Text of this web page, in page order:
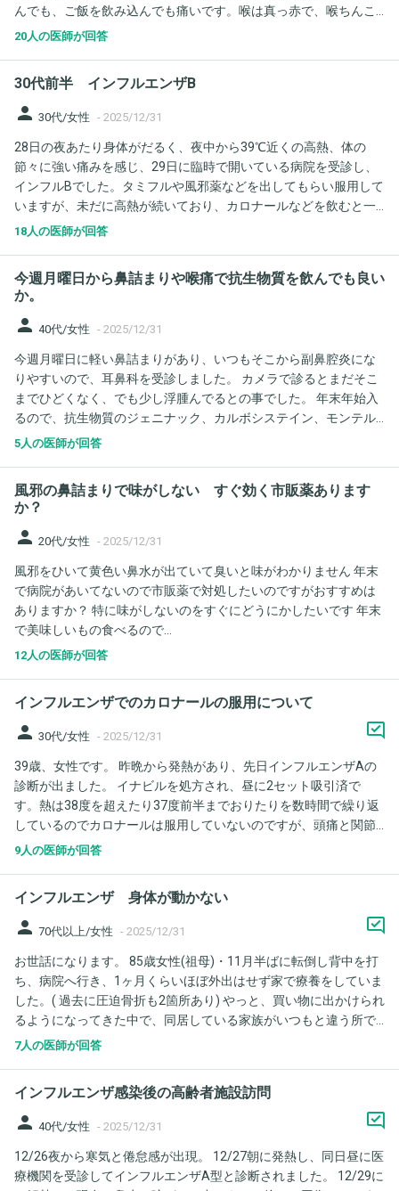
んでも、ご飯を飲み込んでも痛いです。喉は真っ赤で、喉ちんこ
が腫れてるような感じがします。 年末は、どこも病院はやってい
は出るのでしょうか？
20人の医師が回答
30代前半 インフルエンザB
person 30代/女性 - 2025/12/31
28日の夜あたり身体がだるく、夜中から39℃近くの高熱、体の
節々に強い痛みを感じ、29日に臨時で開いている病院を受診し、
インフルBでした。タミフルや風邪薬などを出してもらい服用して
いますが、未だに高熱が続いており、カロナールなどを飲むと一
瞬下がりますが、その後寒気を感じ、再び高熱になります。食欲
ないですが、カロナールがきれて高熱状態になると息苦しさも感
じるときがあります。この症状が続く場合は再受診した方が良い
のでしょうか？
18人の医師が回答
今週月曜日から鼻詰まりや喉痛で抗生物質を飲んでも良い
か。
person 40代/女性 - 2025/12/31
今週月曜日に軽い鼻詰まりがあり、いつもそこから副鼻腔炎にな
りやすいので、耳鼻科を受診しました。 カメラで診るとまだそこ
までひどくなく、でも少し浮腫んでるとの事でした。 年末年始入
るので、抗生物質のジェニナック、カルボシステイン、モンテル
カスト、ビラノアを処方されました。 抗生物質はまだそこまでひ
のクラリスロマイシンを出す予定でしたが、私が下痢になりやす
く、ジェニナックになりました。（前回ジェニナックの為。）で
すが、少し強めなんだよな…と先生が言っていたのが気になってい
炎になると両鼻詰まって苦しいくらいになるのがそこまではあり
ません。 そしてこの風邪っぽい症状のきっかけが子どもの発熱で
した。今週日曜日に、朝は元気だったのがいきなり38.7発熱しま
した。検査では陰性でしたが、症状がコロナやインフルエンザな
のではと疑ってます。 私のこの風邪か副鼻腔炎の原因がコロナや
にこの症状に対して飲んでみてもいいのでしょうか？ 今は軽い鼻
詰まり、喉の痛み、だるさで熱は一度もありません。
5人の医師が回答
風邪の鼻詰まりで味がしない すぐ効く市販薬あります
か？
person 20代/女性 - 2025/12/31
風邪をひいて黄色い鼻水が出ていて臭いと味がわかりません 年末
で病院があいてないので市販薬で対処したいのですがおすすめは
ありますか？ 特に味がしないのをすぐにどうにかしたいです 年末
で美味しいもの食べるので…
12人の医師が回答
インフルエンザでのカロナールの服用について
person 30代/女性 - 2025/12/31
39歳、女性です。 昨晩から発熱があり、先日インフルエンザAの
診断が出ました。 イナビルを処方され、昼に2セット吸引済で
す。熱は38度を超えたり37度前半までおりたりを数時間で繰り返
しているのでカロナールは服用していないのですが、頭痛と関節
痛が強いため、熱が37度前半でも服用してしまってもよいもので
のですが、飲み合わせは問題ありますでしょうか？
9人の医師が回答
インフルエンザ 身体が動かない
person 70代以上/女性 - 2025/12/31
お世話になります。 85歳女性(祖母)・11月半ばに転倒し背中を打
ち、病院へ行き、1ヶ月くらいほぼ外出はせず家で療養をしていま
した。( 過去に圧迫骨折も2箇所あり) やっと、買い物に出かけられ
るようになってきた中で、同居している家族がいつもと違う所で
寝ている(布団から出ている)のを朝方発見し、連絡がありわたくし
ひどいと聞いていたのですが、おそらくこの日から体調が悪かっ
たんだと思ったので、すぐさま熱を測ったところ39℃近くありま
たが動けないのもあり、このままではまずいと感じたため、救急
車で搬送。 病院の診断でインフルエンザとのことで、菌の数値が
7人の医師が回答
インフルエンザ感染後の高齢者施設訪問
person 40代/女性 - 2025/12/31
12/26夜から寒気と倦怠感が出現。 12/27朝に発熱し、同日昼に医
療機関を受診してインフルエンザA型と診断されました。 12/29に